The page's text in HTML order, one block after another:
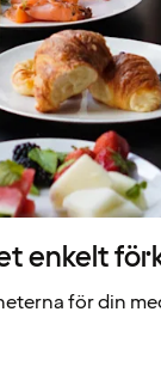
enkelt
för din